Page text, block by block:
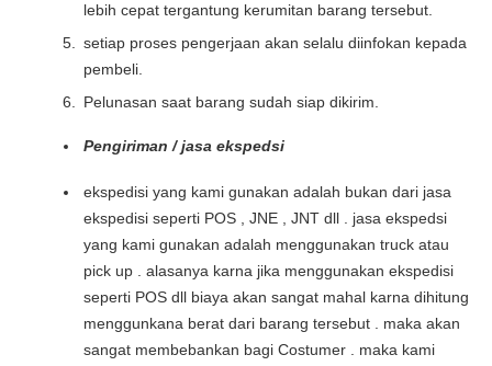
lebih cepat tergantung kerumitan barang tersebut.
setiap proses pengerjaan akan selalu diinfokan kepada
pembeli.
Pelunasan saat barang sudah siap dikirim.
Pengiriman / jasa ekspedsi
ekspedisi yang kami gunakan adalah bukan dari jasa
ekspedisi seperti POS , JNE , JNT dll . jasa ekspedsi
yang kami gunakan adalah menggunakan truck atau
pick up . alasanya karna jika menggunakan ekspedisi
seperti POS dll biaya akan sangat mahal karna dihitung
menggunkana berat dari barang tersebut . maka akan
sangat membebankan bagi Costumer . maka kami